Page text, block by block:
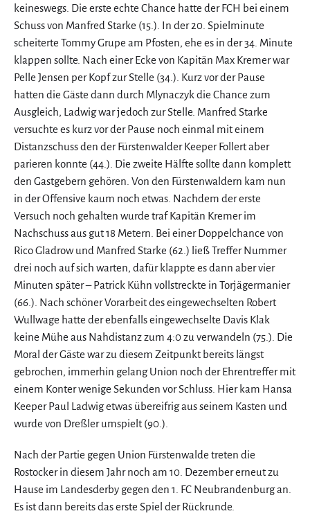
keineswegs. Die erste echte Chance hatte der FCH bei einem
Schuss von Manfred Starke (15.). In der 20. Spielminute
scheiterte Tommy Grupe am Pfosten, ehe es in der 34. Minute
klappen sollte. Nach einer Ecke von Kapitän Max Kremer war
Pelle Jensen per Kopf zur Stelle (34.). Kurz vor der Pause
hatten die Gäste dann durch Mlynaczyk die Chance zum
Ausgleich, Ladwig war jedoch zur Stelle. Manfred Starke
versuchte es kurz vor der Pause noch einmal mit einem
Distanzschuss den der Fürstenwalder Keeper Follert aber
parieren konnte (44.). Die zweite Hälfte sollte dann komplett
den Gastgebern gehören. Von den Fürstenwaldern kam nun
in der Offensive kaum noch etwas. Nachdem der erste
Versuch noch gehalten wurde traf Kapitän Kremer im
Nachschuss aus gut 18 Metern. Bei einer Doppelchance von
Rico Gladrow und Manfred Starke (62.) ließ Treffer Nummer
drei noch auf sich warten, dafür klappte es dann aber vier
Minuten später – Patrick Kühn vollstreckte in Torjägermanier
(66.). Nach schöner Vorarbeit des eingewechselten Robert
Wullwage hatte der ebenfalls eingewechselte Davis Klak
keine Mühe aus Nahdistanz zum 4:0 zu verwandeln (75.). Die
Moral der Gäste war zu diesem Zeitpunkt bereits längst
gebrochen, immerhin gelang Union noch der Ehrentreffer mit
einem Konter wenige Sekunden vor Schluss. Hier kam Hansa
Keeper Paul Ladwig etwas übereifrig aus seinem Kasten und
wurde von Dreßler umspielt (90.).
Nach der Partie gegen Union Fürstenwalde treten die
Rostocker in diesem Jahr noch am 10. Dezember erneut zu
Hause im Landesderby gegen den 1. FC Neubrandenburg an.
Es ist dann bereits das erste Spiel der Rückrunde.